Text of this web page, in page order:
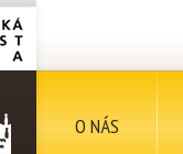
O NÁS